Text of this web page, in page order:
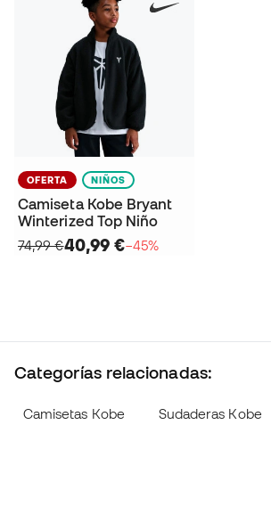
OFERTA NIÑOS
Camiseta Kobe Bryant
Winterized Top Niño
74,99 €40,99 €−45%
Categorías relacionadas:
Camisetas Kobe Sudaderas Kobe